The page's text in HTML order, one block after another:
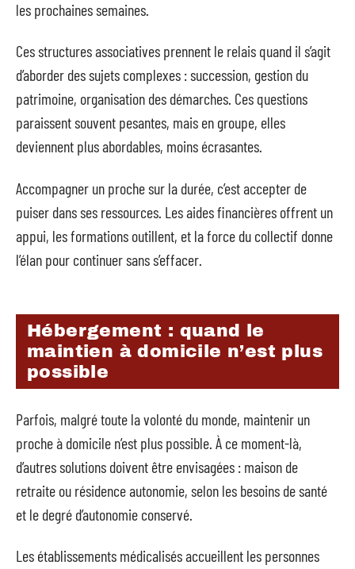
les prochaines semaines.
Ces structures associatives prennent le relais quand il s’agit
d’aborder des sujets complexes : succession, gestion du
patrimoine, organisation des démarches. Ces questions
paraissent souvent pesantes, mais en groupe, elles
deviennent plus abordables, moins écrasantes.
Accompagner un proche sur la durée, c’est accepter de
puiser dans ses ressources. Les aides financières offrent un
appui, les formations outillent, et la force du collectif donne
l’élan pour continuer sans s’effacer.
Hébergement : quand le
maintien à domicile n’est plus
possible
Parfois, malgré toute la volonté du monde, maintenir un
proche à domicile n’est plus possible. À ce moment-là,
d’autres solutions doivent être envisagées : maison de
retraite ou résidence autonomie, selon les besoins de santé
et le degré d’autonomie conservé.
Les établissements médicalisés accueillent les personnes